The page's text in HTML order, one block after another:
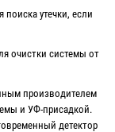
поиска утечки, если
очистки системы от
производителем
и УФ-присадкой.
детектор